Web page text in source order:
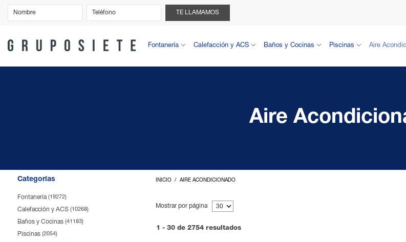
TE LLAMAMOS
Fontanería Calefacción y ACS Baños y Cocinas Piscinas Aire
Aire
Categorías
Fontanería (19272)
Calefacción y ACS (10268)
Baños y Cocinas (41183)
Piscinas (2054)
INICIO AIRE ACONDICIONADO
Mostrar por página
1 - 30 de 2754 resultados